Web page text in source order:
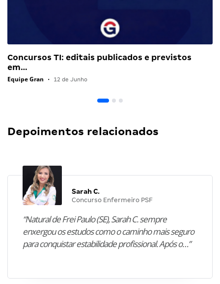
Concursos TI: editais publicados e previstos
em…
Equipe Gran • 12 de Junho
Depoimentos relacionados
Sarah C.
Concurso Enfermeiro PSF
“Natural de Frei Paulo (SE), Sarah C. sempre
enxergou os estudos como o caminho mais seguro
para conquistar estabilidade profissional. Após o…”